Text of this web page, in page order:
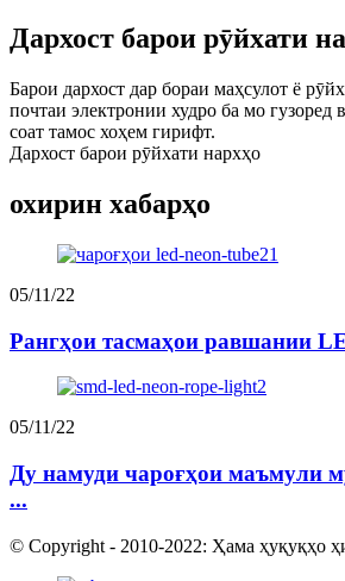
Дархост барои рӯйхати
Барои дархост дар бораи маҳсулот ё
почтаи электронии худро ба мо гузоред
соат тамос хоҳем гирифт.
Дархост барои рӯйхати нархҳо
охирин хабарҳо
05/11/22
Рангҳои тасмаҳои равшании
05/11/22
Ду намуди чароғҳои маъмули
...
© Copyright - 2010-2022: Ҳама ҳуқуқҳо